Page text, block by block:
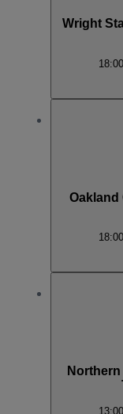
Wright
18:00
Oakland
18:00
13:00